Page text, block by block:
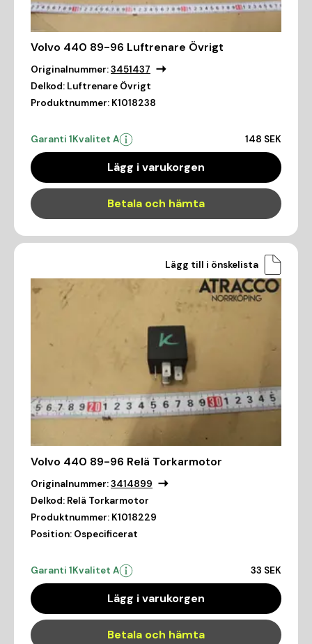
Volvo 440 89-96 Luftrenare Övrigt
Originalnummer:3451437
Delkod: Luftrenare Övrigt
Produktnummer: K1018238
Garanti 1Kvalitet A 148 SEK
Lägg i varukorgen
Betala och hämta
Lägg till i önskelista
Volvo 440 89-96 Relä Torkarmotor
Originalnummer:3414899
Delkod: Relä Torkarmotor
Produktnummer: K1018229
Position: Ospecificerat
Garanti 1Kvalitet A 33 SEK
Lägg i varukorgen
Betala och hämta